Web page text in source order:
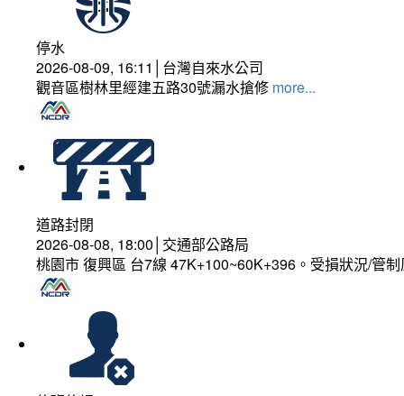
停水
2026-08-09, 16:11│台灣自來水公司
觀音區樹林里經建五路30號漏水搶修 more...
道路封閉
2026-08-08, 18:00│交通部公路局
桃園市 復興區 台7線 47K+100~60K+396。受損狀況/管